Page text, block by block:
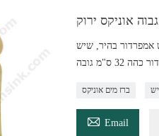
אוניקס ירוק
אמפרדור בהיר, שיש
32 ס"מ גובה
ברז מים אוניקס
 Email